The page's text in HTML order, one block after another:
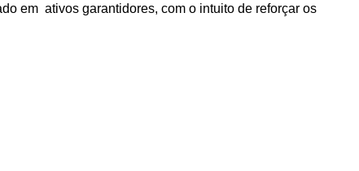
em ativos garantidores, com o intuito de reforçar os